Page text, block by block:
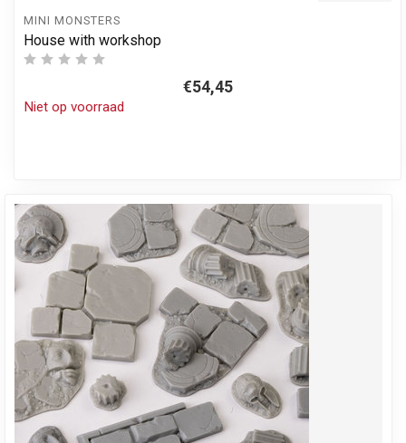
MINI MONSTERS
House with workshop
€54,45
Niet op voorraad